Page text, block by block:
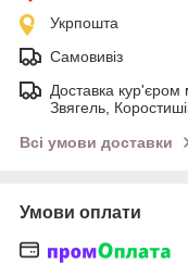
Укрпошта
Самовивіз
Доставка кур'єром
Звягель,
Всі умови доставки
Умови оплати